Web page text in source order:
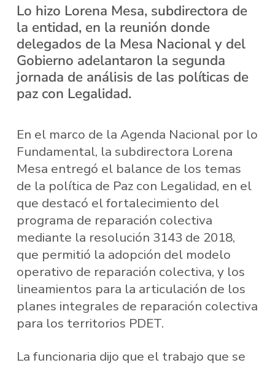
Lo hizo Lorena Mesa, subdirectora de
la entidad, en la reunión donde
delegados de la Mesa Nacional y del
Gobierno adelantaron la segunda
jornada de análisis de las políticas de
paz con Legalidad.
En el marco de la Agenda Nacional por lo
Fundamental, la subdirectora Lorena
Mesa entregó el balance de los temas
de la política de Paz con Legalidad, en el
que destacó el fortalecimiento del
programa de reparación colectiva
mediante la resolución 3143 de 2018,
que permitió la adopción del modelo
operativo de reparación colectiva, y los
lineamientos para la articulación de los
planes integrales de reparación colectiva
para los territorios PDET.
La funcionaria dijo que el trabajo que se